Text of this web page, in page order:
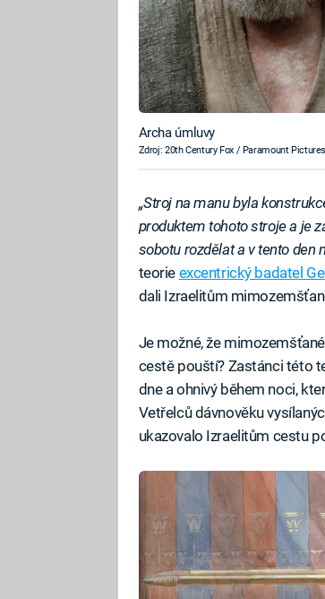
Archa úmluvy
Zdroj: 20th Century Fox / Paramount Pictures
„Stroj na manu byla
produktem tohoto stroje a je
sobotu rozdělat a v tento den
teorie excentrický badatel
dali Izraelitům
Je možné, že
cestě pouští? Zastánci této
dne a ohnivý během noci,
Vetřelců dávnověku
ukazovalo Izraelitům cestu